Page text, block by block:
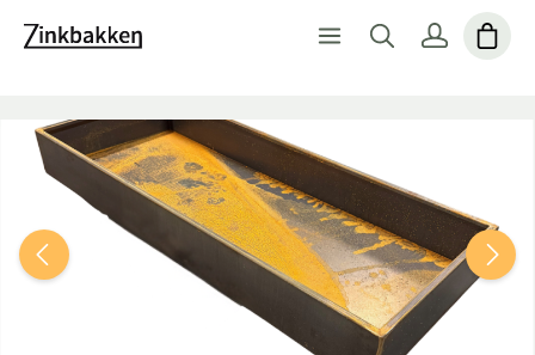
Spring over billedgalleri